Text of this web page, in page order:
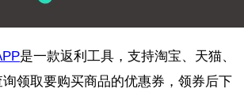
是一款返利工具，支持淘宝、天猫、
领取要购买商品的优惠券，领券后下